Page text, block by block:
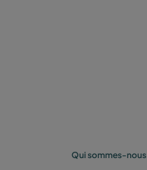
Qui sommes-nous